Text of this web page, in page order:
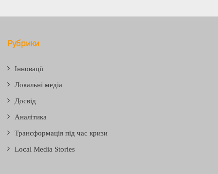
Рубрики
Інновації
Локальні медіа
Досвід
Аналітика
Трансформація під час кризи
Local Media Stories